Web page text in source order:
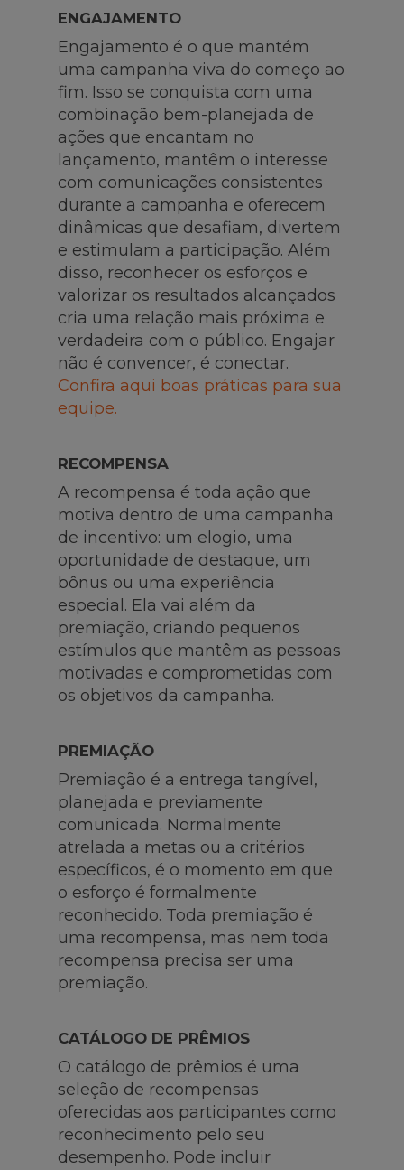
ENGAJAMENTO
Engajamento é o que mantém
uma campanha viva do começo ao
fim. Isso se conquista com uma
combinação bem-planejada de
ações que encantam no
lançamento, mantêm o interesse
com comunicações consistentes
durante a campanha e oferecem
dinâmicas que desafiam, divertem
e estimulam a participação. Além
disso, reconhecer os esforços e
valorizar os resultados alcançados
cria uma relação mais próxima e
verdadeira com o público. Engajar
não é convencer, é conectar.
Confira aqui boas práticas para sua
equipe.
RECOMPENSA
A recompensa é toda ação que
motiva dentro de uma campanha
de incentivo: um elogio, uma
oportunidade de destaque, um
bônus ou uma experiência
especial. Ela vai além da
premiação, criando pequenos
estímulos que mantêm as pessoas
motivadas e comprometidas com
os objetivos da campanha.
PREMIAÇÃO
Premiação é a entrega tangível,
planejada e previamente
comunicada. Normalmente
atrelada a metas ou a critérios
específicos, é o momento em que
o esforço é formalmente
reconhecido. Toda premiação é
uma recompensa, mas nem toda
recompensa precisa ser uma
premiação.
CATÁLOGO DE PRÊMIOS
O catálogo de prêmios é uma
seleção de recompensas
oferecidas aos participantes como
reconhecimento pelo seu
desempenho. Pode incluir